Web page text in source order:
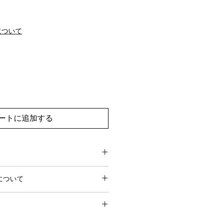
いて
トに追加する
ついて
らサービスを停止することができ